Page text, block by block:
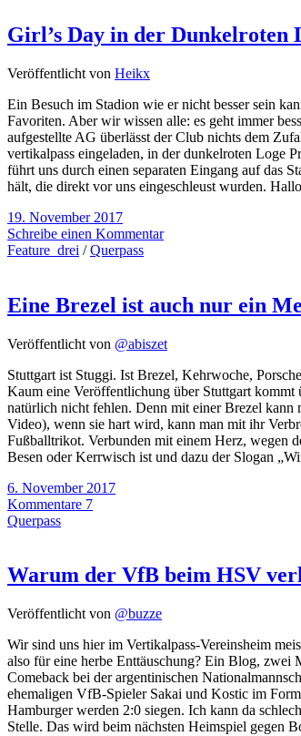
Girl’s Day in der Dunkelroten
Veröffentlicht von Heikx
Ein Besuch im Stadion wie er nicht besser sein
Favoriten. Aber wir wissen alle: es geht immer
aufgestellte AG überlässt der Club nichts dem
vertikalpass eingeladen, in der dunkelroten Loge
führt uns durch einen separaten Eingang auf das
hält, die direkt vor uns eingeschleust wurden.
19. November 2017
Schreibe einen Kommentar
Feature_drei /Querpass
Eine Brezel ist auch nur ein
Veröffentlicht von @abiszet
Stuttgart ist Stuggi. Ist Brezel, Kehrwoche,
Kaum eine Veröffentlichung über Stuttgart
natürlich nicht fehlen. Denn mit einer Brezel kann
Video), wenn sie hart wird, kann man mit ihr
Fußballtrikot. Verbunden mit einem Herz, wegen
Besen oder Kerrwisch ist und dazu der Slogan
6. November 2017
Kommentare 7
Querpass
Warum der VfB beim HSV
Veröffentlicht von @buzze
Wir sind uns hier im Vertikalpass-Vereinsheim
also für eine herbe Enttäuschung? Ein Blog,
Comeback bei der argentinischen
ehemaligen VfB-Spieler Sakai und Kostic im
Hamburger werden 2:0 siegen. Ich kann da
Stelle. Das wird beim nächsten Heimspiel gegen